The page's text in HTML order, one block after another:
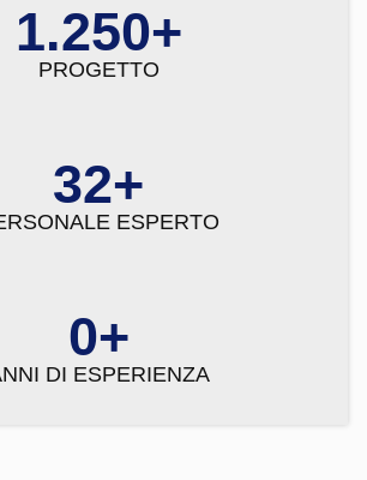
1.250+
PROGETTO
32+
ESPERTO
0+
DI ESPERIENZA